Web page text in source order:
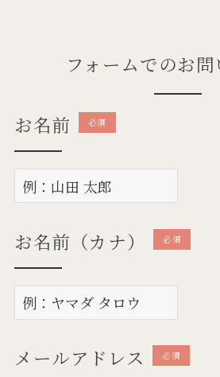
フォームでのお
お名前 必須
お名前（カナ） 必須
メールアドレス 必須